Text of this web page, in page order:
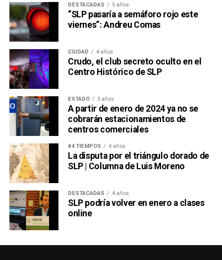
DESTACADAS 5 años
“SLP pasaría a semáforo rojo este
viernes”: Andreu Comas
CIUDAD 4 años
Crudo, el club secreto oculto en el
Centro Histórico de SLP
ESTADO 3 años
A partir de enero de 2024 ya no se
cobrarán estacionamientos de
centros comerciales
#4 TIEMPOS 4 años
La disputa por el triángulo dorado de
SLP | Columna de Luis Moreno
DESTACADAS 4 años
SLP podría volver en enero a clases
online